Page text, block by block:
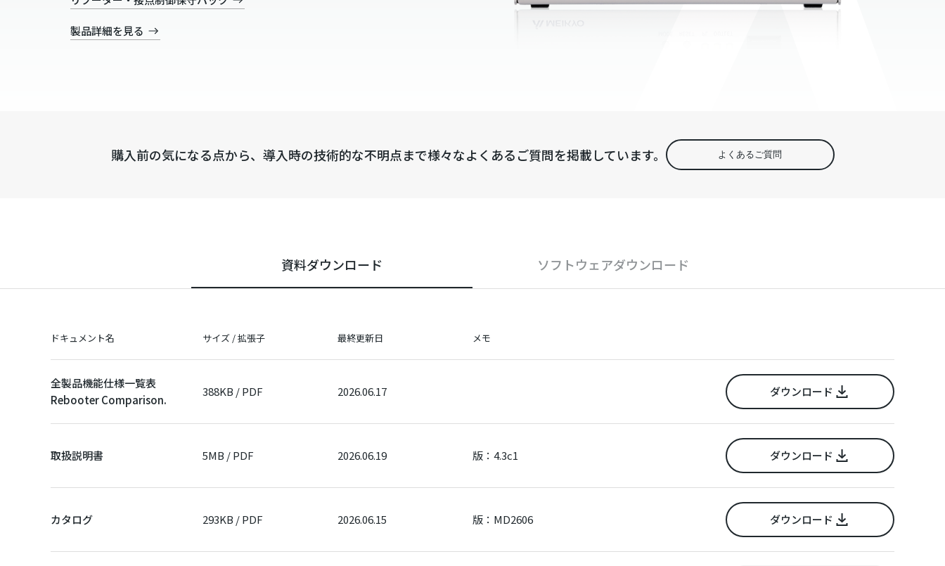
製品詳細を見る
購入前の気になる点から、導入時の技術的な不明点まで様々なよくあるご質問を掲載しています。 よくあるご質問
資料ダウンロード ソフトウェアダウンロード
ドキュメント名 サイズ / 拡張子 最終更新日 メモ
全製品機能仕様一覧表
Rebooter Comparison.
388KB / PDF 2026.06.17 ダウンロード
取扱説明書 5MB / PDF 2026.06.19 版：4.3c1 ダウンロード
カタログ 293KB / PDF 2026.06.15 版：MD2606 ダウンロード